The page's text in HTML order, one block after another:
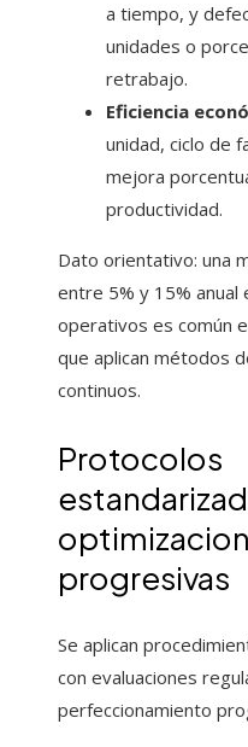
a tiempo, y
unidades o
retrabajo.
Eficiencia
unidad, ciclo de
mejora
productividad.
Dato orientativo: una
entre 5% y 15% anual
operativos es común
que aplican métodos
continuos.
Protocolos
progresivas
Se aplican
con evaluaciones
perfeccionamiento